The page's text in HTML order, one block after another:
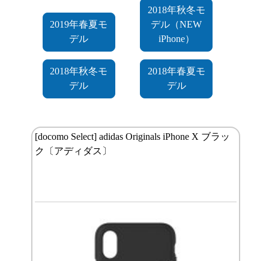
2019年春夏モ
デル
2018年秋冬モ
デル（NEW
iPhone）
2018年秋冬モ
デル
2018年春夏モ
デル
[docomo Select] adidas Originals iPhone X ブラッ
ク〔アディダス〕